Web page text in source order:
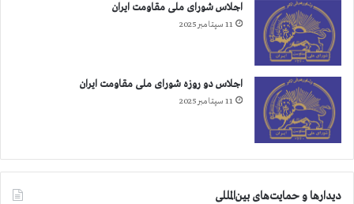
اجلاس شورای ملی مقاومت ایران
11 سپتامبر 2025
اجلاس دو روزه شورای ملی مقاومت ایران
11 سپتامبر 2025
دیدارها و حمایت‌های بین‌المللی